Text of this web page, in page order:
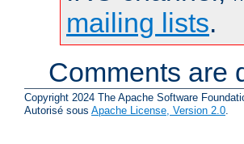
mailing lists.
Comments are
Copyright 2024 The Apache Software
Autorisé sous Apache License, Version 2.0.